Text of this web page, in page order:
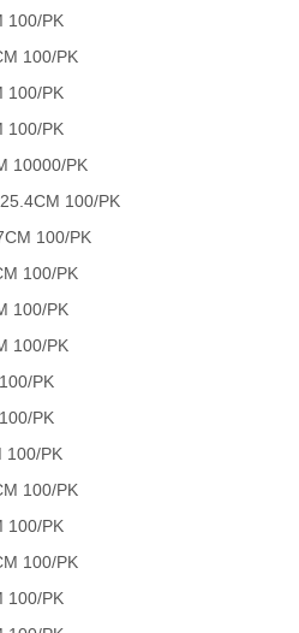
100/PK
100/PK
100/PK
100/PK
10000/PK
100/PK
100/PK
100/PK
100/PK
100/PK
PK
PK
100/PK
100/PK
100/PK
100/PK
100/PK